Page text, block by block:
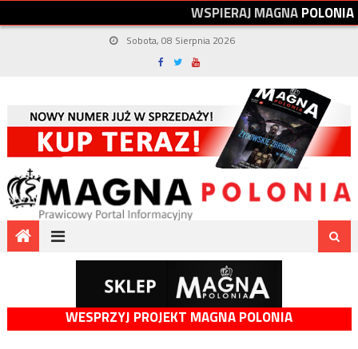
WSPIERAJMAGNAPOLONIA
Sobota, 08 Sierpnia 2026
WESPRZYJ PROJEKT MAGNA POLONIA